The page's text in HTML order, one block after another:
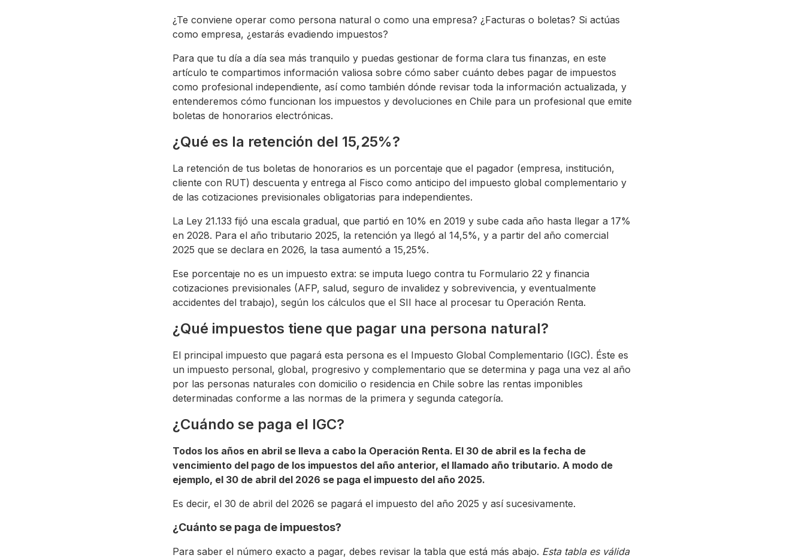
¿Te conviene operar como persona natural o como una empresa? ¿Facturas o boletas? Si actúas
como empresa, ¿estarás evadiendo impuestos?
Para que tu día a día sea más tranquilo y puedas gestionar de forma clara tus finanzas, en este
artículo te compartimos información valiosa sobre cómo saber cuánto debes pagar de impuestos
como profesional independiente, así como también dónde revisar toda la información actualizada, y
entenderemos cómo funcionan los impuestos y devoluciones en Chile para un profesional que emite
boletas de honorarios electrónicas.
¿Qué es la retención del 15,25%?
La retención de tus boletas de honorarios es un porcentaje que el pagador (empresa, institución,
cliente con RUT) descuenta y entrega al Fisco como anticipo del impuesto global complementario y
de las cotizaciones previsionales obligatorias para independientes.
​La Ley 21.133 fijó una escala gradual, que partió en 10% en 2019 y sube cada año hasta llegar a 17%
en 2028. ​Para el año tributario 2025, la retención ya llegó al 14,5%, y a partir del año comercial
2025 que se declara en 2026, la tasa aumentó a 15,25%.
​Ese porcentaje no es un impuesto extra: se imputa luego contra tu Formulario 22 y financia
cotizaciones previsionales (AFP, salud, seguro de invalidez y sobrevivencia, y eventualmente
accidentes del trabajo), según los cálculos que el SII hace al procesar tu Operación Renta.
¿Qué impuestos tiene que pagar una persona natural?
El principal impuesto que pagará esta persona es el Impuesto Global Complementario (IGC). Éste es
un impuesto personal, global, progresivo y complementario que se determina y paga una vez al año
por las personas naturales con domicilio o residencia en Chile sobre las rentas imponibles
determinadas conforme a las normas de la primera y segunda categoría.
¿Cuándo se paga el IGC?
Todos los años en abril se lleva a cabo la Operación Renta. El 30 de abril es la fecha de
vencimiento del pago de los impuestos del año anterior, el llamado año tributario. A modo de
ejemplo, el 30 de abril del 2026 se paga el impuesto del año 2025.
Es decir, el 30 de abril del 2026 se pagará el impuesto del año 2025 y así sucesivamente.
¿Cuánto se paga de impuestos?
Para saber el número exacto a pagar, debes revisar la tabla que está más abajo. Esta tabla es válida